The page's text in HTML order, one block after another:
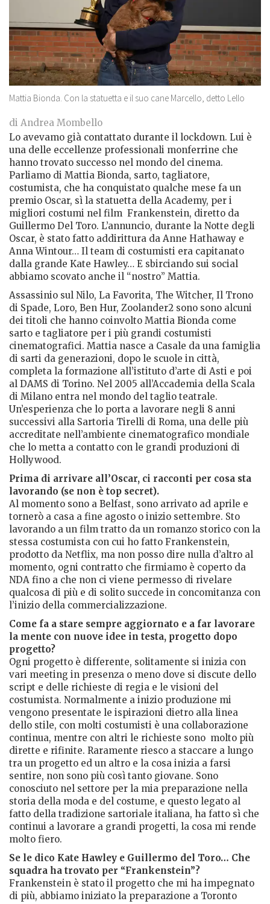
Mattia Bionda. Con la statuetta e il suo cane Marcello, detto Lello
di Andrea Mombello
Lo avevamo già contattato durante il lockdown. Lui è
una delle eccellenze professionali monferrine che
hanno trovato successo nel mondo del cinema.
Parliamo di Mattia Bionda, sarto, tagliatore,
costumista, che ha conquistato qualche mese fa un
premio Oscar, sì la statuetta della Academy, per i
migliori costumi nel film Frankenstein, diretto da
Guillermo Del Toro. L’annuncio, durante la Notte degli
Oscar, è stato fatto addirittura da Anne Hathaway e
Anna Wintour… Il team di costumisti era capitanato
dalla grande Kate Hawley… E sbirciando sui social
abbiamo scovato anche il “nostro” Mattia.
Assassinio sul Nilo, La Favorita, The Witcher, Il Trono
di Spade, Loro, Ben Hur, Zoolander2 sono sono alcuni
dei titoli che hanno coinvolto Mattia Bionda come
sarto e tagliatore per i più grandi costumisti
cinematografici. Mattia nasce a Casale da una famiglia
di sarti da generazioni, dopo le scuole in città,
completa la formazione all’istituto d’arte di Asti e poi
al DAMS di Torino. Nel 2005 all’Accademia della Scala
di Milano entra nel mondo del taglio teatrale.
Un’esperienza che lo porta a lavorare negli 8 anni
successivi alla Sartoria Tirelli di Roma, una delle più
accreditate nell’ambiente cinematografico mondiale
che lo metta a contatto con le grandi produzioni di
Hollywood.
Prima di arrivare all’Oscar, ci racconti per cosa sta
lavorando (se non è top secret).
Al momento sono a Belfast, sono arrivato ad aprile e
tornerò a casa a fine agosto o inizio settembre. Sto
lavorando a un film tratto da un romanzo storico con la
stessa costumista con cui ho fatto Frankenstein,
prodotto da Netflix, ma non posso dire nulla d’altro al
momento, ogni contratto che firmiamo è coperto da
NDA fino a che non ci viene permesso di rivelare
qualcosa di più e di solito succede in concomitanza con
l’inizio della commercializzazione.
Come fa a stare sempre aggiornato e a far lavorare
la mente con nuove idee in testa, progetto dopo
progetto?
Ogni progetto è differente, solitamente si inizia con
vari meeting in presenza o meno dove si discute dello
script e delle richieste di regia e le visioni del
costumista. Normalmente a inizio produzione mi
vengono presentate le ispirazioni dietro alla linea
dello stile, con molti costumisti è una collaborazione
continua, mentre con altri le richieste sono molto più
dirette e rifinite. Raramente riesco a staccare a lungo
tra un progetto ed un altro e la cosa inizia a farsi
sentire, non sono più così tanto giovane. Sono
conosciuto nel settore per la mia preparazione nella
storia della moda e del costume, e questo legato al
fatto della tradizione sartoriale italiana, ha fatto sì che
continui a lavorare a grandi progetti, la cosa mi rende
molto fiero.
Se le dico Kate Hawley e Guillermo del Toro… Che
squadra ha trovato per “Frankenstein”?
Frankenstein è stato il progetto che mi ha impegnato
di più, abbiamo iniziato la preparazione a Toronto